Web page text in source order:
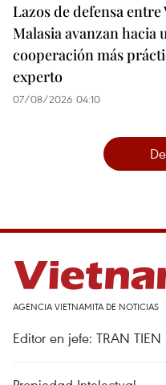
Lazos de defensa entre
Malasia avanzan hacia
cooperación más
experto
07/08/2026 04:10
AGENCIA VIETNAMITA DE NOTICIAS
Editor en jefe: TRAN TIEN